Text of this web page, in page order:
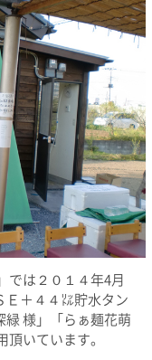
では２０１４年4月
Ｅ＋４４㍑貯水タン
様」「らぁ麺花萌
いています。